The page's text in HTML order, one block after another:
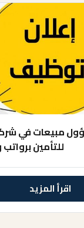
مبيعات في
للتأمين
اقرأ المزيد